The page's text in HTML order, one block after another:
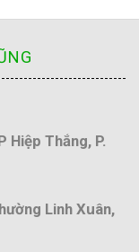
Hiệp Thắng, P.
Linh Xuân,